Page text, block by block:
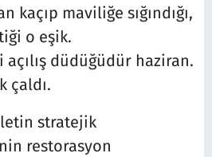
maviliğe sığındığı,
o eşik.
düdüğüdür haziran.
çaldı.
stratejik
restorasyon